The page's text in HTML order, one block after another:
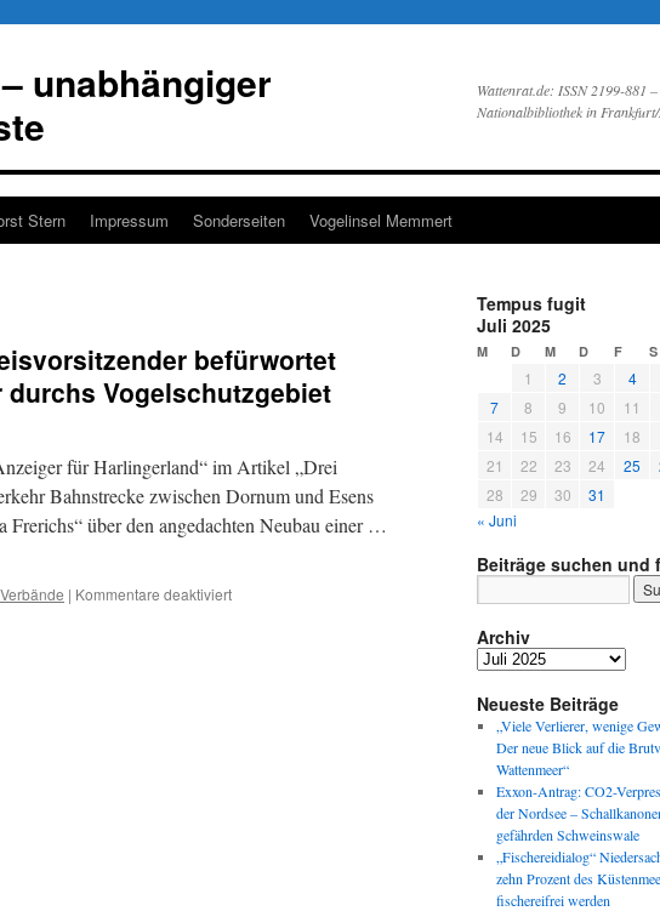
unabhängiger
Wattenrat.de: ISSN 2199-881
Nationalbibliothek in Frankfurt/
Stern Impressum Sonderseiten Vogelinsel Memmert
befürwortet
Vogelschutzgebiet
für Harlingerland“ im Artikel „Drei
Bahnstrecke zwischen Dornum und Esens
Frerichs“ über den angedachten Neubau einer …
Verbände | Kommentare deaktiviertfür
Tempus fugit
Juli 2025
M D M D F S
1 2 3 4
7
8 9 10 11
14
15 16 17 18
21
22 23 24 25
28
29 30
31
« Juni
Beiträge suchen und
Archiv
Archiv
Neueste Beiträge
„Viele Verlierer, wenige
Der neue Blick auf die
Wattenmeer“
Exxon-Antrag: CO2-
der Nordsee –
gefährden Schweinswale
„Fischereidialog“
zehn Prozent des
fischereifrei werden